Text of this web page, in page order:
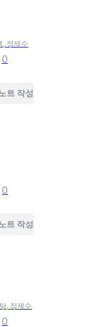
, 정제수
0
노트 작성
0
노트 작성
, 정제수
0